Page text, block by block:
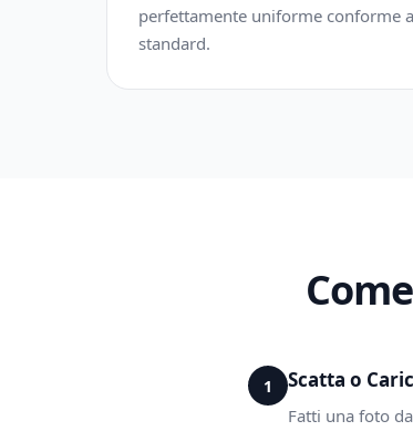
perfettamente uniforme conforme
standard.
1 Scatta o
Fatti una foto